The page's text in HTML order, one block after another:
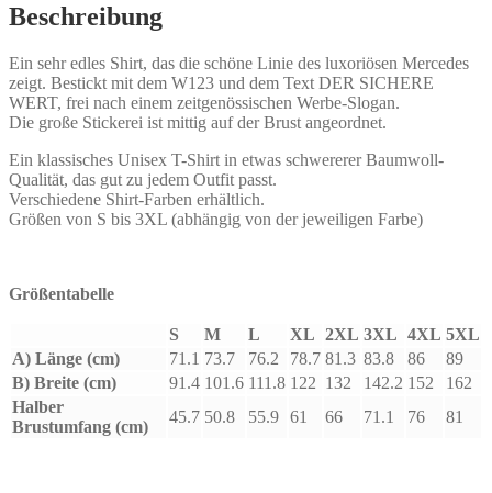
Weiße
Menge
Beschreibung
Ein sehr edles Shirt, das die schöne Linie des luxoriösen Mercedes
zeigt. Bestickt mit dem W123 und dem Text DER SICHERE
WERT, frei nach einem zeitgenössischen Werbe-Slogan.
Die große Stickerei ist mittig auf der Brust angeordnet.
Ein klassisches Unisex T-Shirt in etwas schwererer Baumwoll-
Qualität, das gut zu jedem Outfit passt.
Verschiedene Shirt-Farben erhältlich.
Größen von S bis 3XL (abhängig von der jeweiligen Farbe)
Größentabelle
S M L XL 2XL 3XL 4XL 5XL
A) Länge (cm)
71.1 73.7 76.2 78.7 81.3 83.8 86
89
B) Breite (cm)
91.4 101.6 111.8 122 132 142.2 152
162
Halber
Brustumfang (cm)
45.7 50.8 55.9 61 66 71.1 76 81